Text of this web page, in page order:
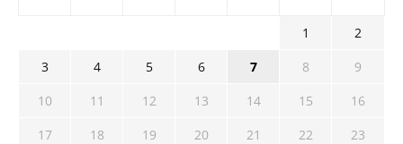
1
2
3
4 5 6 7 8
9
10
11 12 13 14 15
16
17
18 19 20 21 22
23